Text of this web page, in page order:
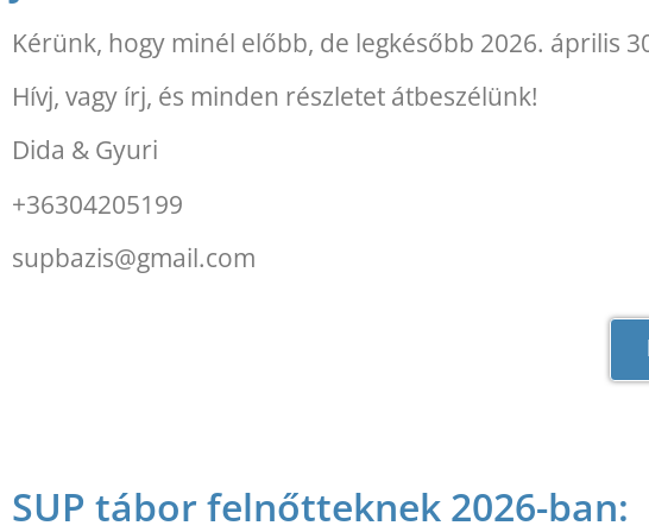
Kérünk, hogy minél előbb, de legkésőbb 2026. április
Hívj, vagy írj, és minden részletet átbeszélünk!
Dida & Gyuri
+36304205199
supbazis@gmail.com
SUP tábor felnőtteknek 2026-ban: